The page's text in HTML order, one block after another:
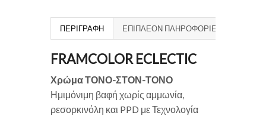
ΠΕΡΙΓΡΑΦΉ ΕΠΙΠΛΈΟΝ ΠΛΗΡΟΦΟΡΊΕΣ
FRAMCOLOR ECLECTIC
Χρώμα ΤΟΝΟ-ΣΤΟΝ-ΤΟΝΟ
Ημιμόνιμη βαφή χωρίς αμμωνία,
ρεσορκινόλη και PPD με Τεχνολογία